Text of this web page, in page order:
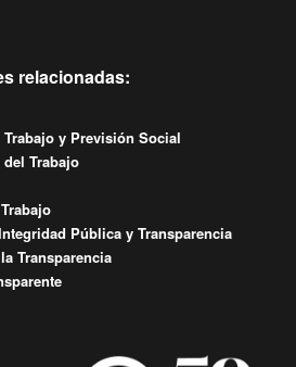
relacionadas:
y Previsión Social
Trabajo
Pública y Transparencia
Transparencia